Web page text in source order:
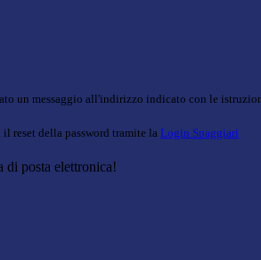
un messaggio all'indirizzo indicato con le
reset della password tramite la Login Spaggiari
di posta elettronica!